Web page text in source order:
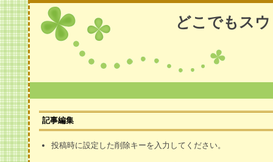
どこでもス
記事編集
投稿時に設定した削除キーを入力してください。